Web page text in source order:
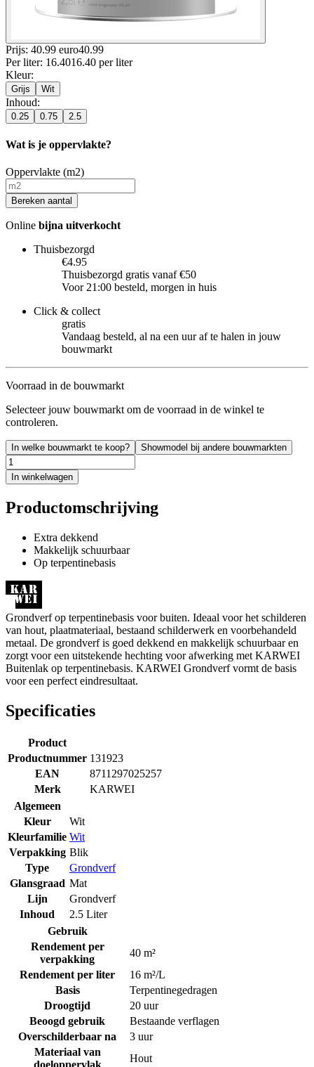
Prijs: 40.99 euro40.99
Per liter: 16.4016.40 per liter
Kleur:
Grijs Wit
Inhoud:
0.25 0.75 2.5
Wat is je oppervlakte?
Oppervlakte (m2)
Bereken aantal
Online bijna uitverkocht
Thuisbezorgd
€4.95
Thuisbezorgd gratis vanaf €50
Voor 21:00 besteld, morgen in huis
Click & collect
gratis
Vandaag besteld, al na een uur af te halen in jouw
bouwmarkt
Voorraad in de bouwmarkt
Selecteer jouw bouwmarkt om de voorraad in de winkel te
controleren.
In welke bouwmarkt te koop? Showmodel bij andere bouwmarkten
In winkelwagen
Productomschrijving
Extra dekkend
Makkelijk schuurbaar
Op terpentinebasis
Grondverf op terpentinebasis voor buiten. Ideaal voor het schilderen
van hout, plaatmateriaal, bestaand schilderwerk en voorbehandeld
metaal. De grondverf is goed dekkend en makkelijk schuurbaar en
zorgt voor een uitstekende hechting voor afwerking met KARWEI
Buitenlak op terpentinebasis. KARWEI Grondverf vormt de basis
voor een perfect eindresultaat.
Specificaties
Product
Productnummer 131923
EAN
8711297025257
Merk
KARWEI
Algemeen
Kleur
Wit
Kleurfamilie Wit
Verpakking Blik
Type
Grondverf
Glansgraad Mat
Lijn
Grondverf
Inhoud
2.5 Liter
Gebruik
Rendement per
verpakking
40 m²
Rendement per liter
16 m²/L
Basis
Terpentinegedragen
Droogtijd
20 uur
Beoogd gebruik
Bestaande verflagen
Overschilderbaar na
3 uur
Materiaal van
doeloppervlak
Hout